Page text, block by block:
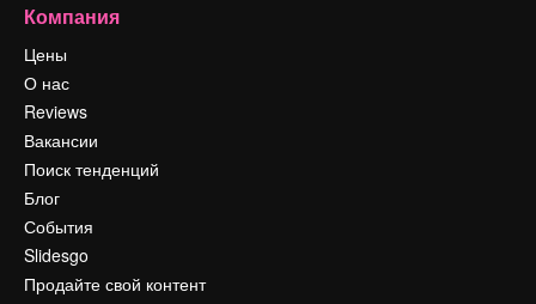
Компания
Цены
О нас
Reviews
Вакансии
Поиск тенденций
Блог
События
Slidesgo
Продайте свой контент